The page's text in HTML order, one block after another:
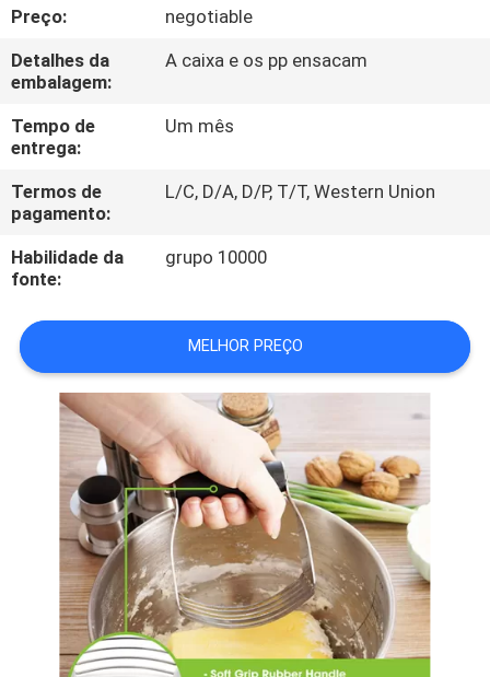
CONTACTE-
NOS
PEÇA
UMAS
CITAÇÕES
DO
SITE
PRIVACY
POLICY
Preço:
negotiable
Detalhes da
embalagem:
A caixa e os pp ensacam
Tempo de
entrega:
Um mês
Termos de
pagamento:
L/C, D/A, D/P, T/T, Western Union
Habilidade da
fonte:
grupo 10000
MELHOR PREÇO